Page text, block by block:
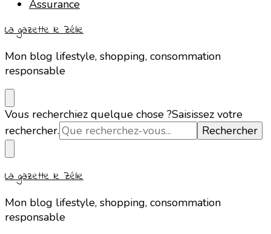
Assurance
La gazette le Zélie
Mon blog lifestyle, shopping, consommation
responsable
Vous recherchiez quelque chose ?Saisissez votre
rechercher.
La gazette le Zélie
Mon blog lifestyle, shopping, consommation
responsable